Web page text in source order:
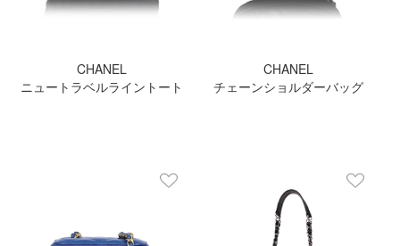
CHANEL
ニュートラベルライントート
CHANEL
チェーンショルダーバッグ